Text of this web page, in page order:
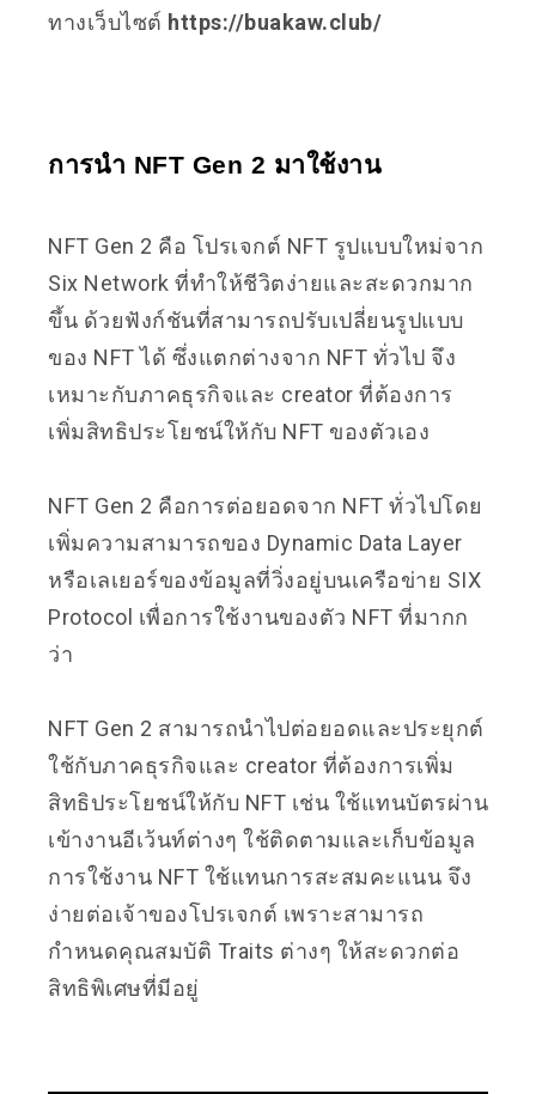
ทางเว็บไซต์​ https://buakaw.club/
การนำ NFT Gen 2 มาใช้งาน
NFT Gen 2 คือ โปรเจกต์ NFT รูปแบบใหม่จาก
Six Network ที่ทำให้ชีวิตง่ายและสะดวกมาก
ขึ้น ด้วยฟังก์ชันที่สามารถปรับเปลี่ยนรูปแบบ
ของ NFT ได้ ซึ่งแตกต่างจาก NFT ทั่วไป จึง
เหมาะกับภาคธุรกิจและ creator ที่ต้องการ
เพิ่มสิทธิประโยชน์ให้กับ NFT ของตัวเอง
NFT Gen 2 คือการต่อยอดจาก NFT ทั่วไปโดย
เพิ่มความสามารถของ Dynamic Data Layer
หรือเลเยอร์ของข้อมูลที่วิ่งอยู่บนเครือข่าย SIX
Protocol เพื่อการใช้งานของตัว NFT ที่มากก
ว่า
NFT Gen 2 สามารถนำไปต่อยอดและประยุกต์
ใช้กับภาคธุรกิจและ creator ที่ต้องการเพิ่ม
สิทธิประโยชน์ให้กับ NFT เช่น ใช้แทนบัตรผ่าน
เข้างานอีเว้นท์ต่างๆ ใช้ติดตามและเก็บข้อมูล
การใช้งาน NFT ใช้แทนการสะสมคะแนน จึง
ง่ายต่อเจ้าของโปรเจกต์ เพราะสามารถ
กำหนดคุณสมบัติ Traits ต่างๆ ให้สะดวกต่อ
สิทธิพิเศษที่มีอยู่